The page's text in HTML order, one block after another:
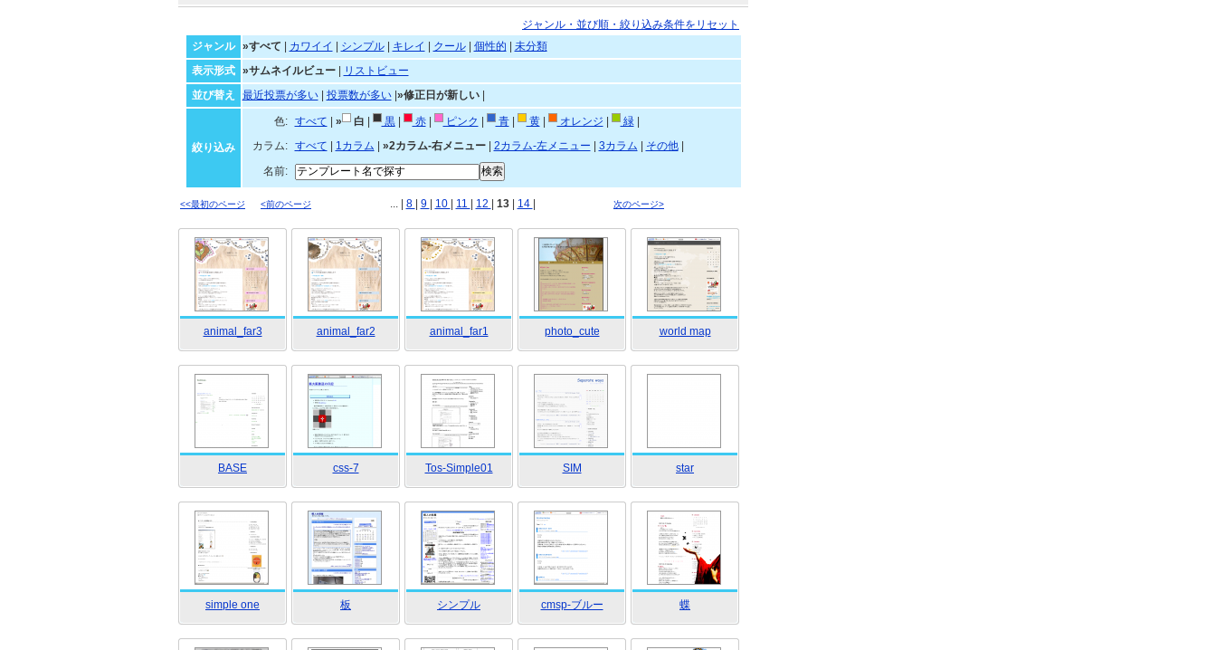
ジャンル・並び順・絞り込み条件をリセット
ジャンル
»すべて カワイイ シンプル| キレイ クール| 個性的
未分類
表示形式
»サムネイルビュー|
リストビュー
並び替え
最近投票が多い| 投票数が多い| »修正日が新しい|
絞り込み
色: すべて » 白 黒| 赤| ピンク 青| 黄| オレンジ 緑|
カラム:
すべて 1カラム »2カラム-右メニュー| 2カラム-左メニュー 3カラム その他|
名前:
<<最初のページ <前のページ ... | 8 9 10 11 12 13 14 次のページ>
animal_far3 animal_far2 animal_far1 photo_cute world map
BASE css-7 Tos-Simple01 SIM star
simple one 板 シンプル cmsp-ブルー 蝶